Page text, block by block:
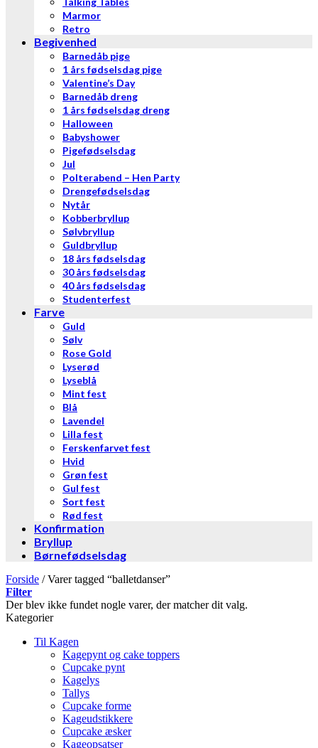
Marmor
Retro
Begivenhed
Barnedåb pige
1 års fødselsdag pige
Valentine’s Day
Barnedåb dreng
1 års fødselsdag dreng
Halloween
Babyshower
Pigefødselsdag
Jul
Polterabend – Hen Party
Drengefødselsdag
Nytår
Kobberbryllup
Sølvbryllup
Guldbryllup
18 års fødselsdag
30 års fødselsdag
40 års fødselsdag
Studenterfest
Farve
Guld
Sølv
Rose Gold
Lyserød
Lyseblå
Mint fest
Blå
Lavendel
Lilla fest
Ferskenfarvet fest
Hvid
Grøn fest
Gul fest
Sort fest
Rød fest
Konfirmation
Bryllup
Børnefødselsdag
Forside /Varer tagged “balletdanser”
Filter
Der blev ikke fundet nogle varer, der matcher dit valg.
Kategorier
Til Kagen
Kagepynt og cake toppers
Cupcake pynt
Kagelys
Tallys
Cupcake forme
Kageudstikkere
Cupcake æsker
Kageopsatser